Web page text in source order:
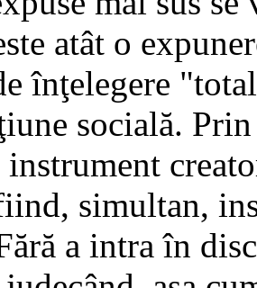
atât o
înţelegere
socială.
simultan,
a intra în